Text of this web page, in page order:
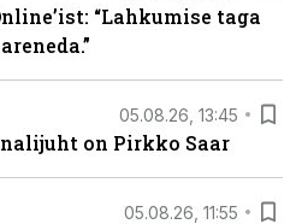
“Lahkumise taga
05.08.26, 13:45
on Pirkko Saar
05.08.26, 11:55